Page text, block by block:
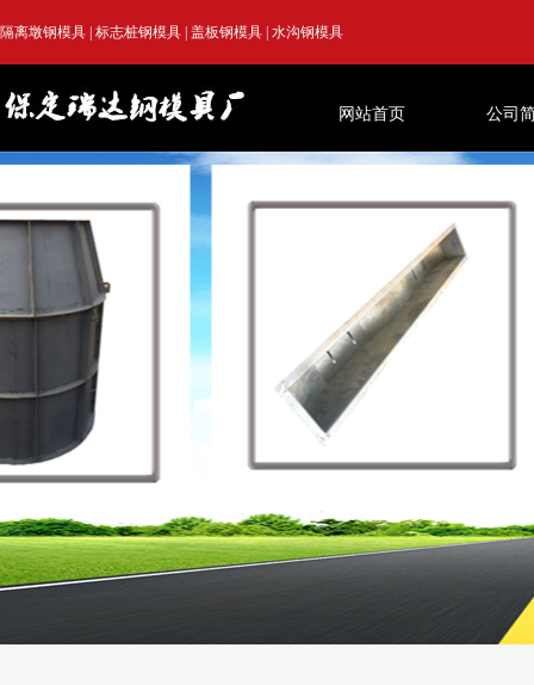
隔离墩钢模具 标志桩钢模具 盖板钢模具 水沟钢模具
网站首页 公司